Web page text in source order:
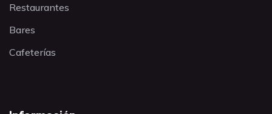
Restaurantes
Bares
Cafeterías